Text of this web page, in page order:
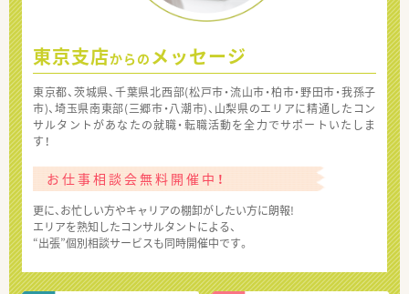
東京支店からの メッセージ
東京都、茨城県、千葉県北西部(松戸市・流山市・柏市・野田市・我孫子
市)、埼玉県南東部(三郷市・八潮市)、山梨県のエリアに精通したコン
サルタントがあなたの就職・転職活動を全力でサポートいたしま
す！
お仕事相談会無料開催中！
更に、お忙しい方やキャリアの棚卸がしたい方に朗報!
エリアを熟知したコンサルタントによる、
“出張”個別相談サービスも同時開催中です。